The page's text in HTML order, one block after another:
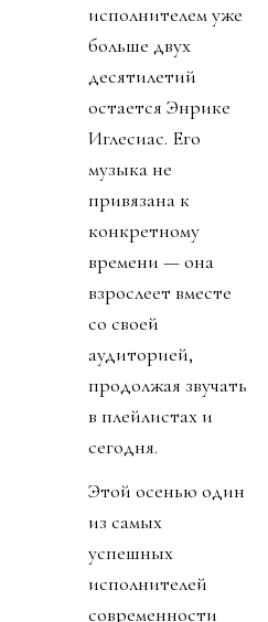
исполнителем уже
больше двух
десятилетий
остается Энрике
Иглесиас. Его
музыка не
привязана к
конкретному
времени — она
взрослеет вместе
со своей
аудиторией,
продолжая звучать
в плейлистах и
сегодня.
Этой осенью один
из самых
успешных
исполнителей
современности